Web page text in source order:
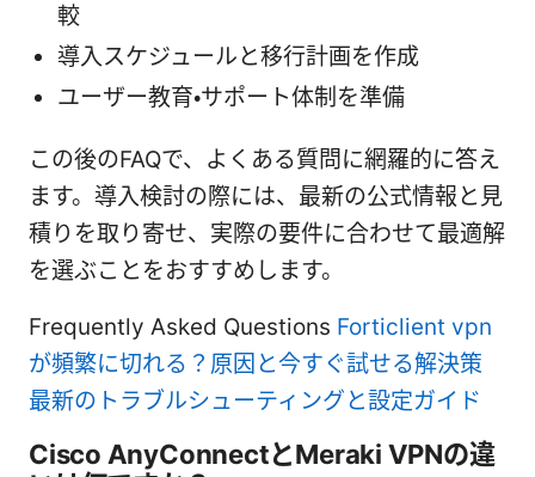
較
導入スケジュールと移行計画を作成
ユーザー教育・サポート体制を準備
この後のFAQで、よくある質問に網羅的に答え
ます。導入検討の際には、最新の公式情報と見
積りを取り寄せ、実際の要件に合わせて最適解
を選ぶことをおすすめします。
Frequently Asked Questions Forticlient vpn
が頻繁に切れる？原因と今すぐ試せる解決策
最新のトラブルシューティングと設定ガイド
Cisco AnyConnectとMeraki VPNの違